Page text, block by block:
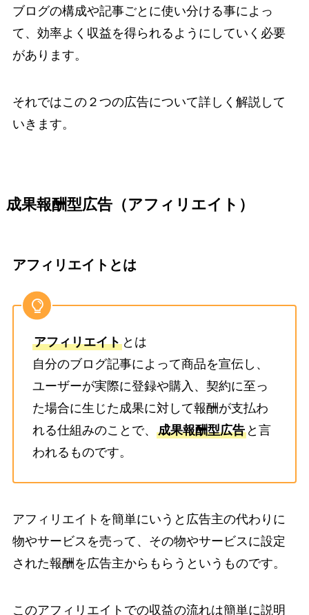
ブログの構成や記事ごとに使い分ける事によっ
て、効率よく収益を得られるようにしていく必要
があります。
それではこの２つの広告について詳しく解説して
いきます。
成果報酬型広告（アフィリエイト）
アフィリエイトとは
アフィリエイトとは
自分のブログ記事によって商品を宣伝し、
ユーザーが実際に登録や購入、契約に至っ
た場合に生じた成果に対して報酬が支払わ
れる仕組みのことで、 成果報酬型広告と言
われるものです。
アフィリエイトを簡単にいうと広告主の代わりに
物やサービスを売って、その物やサービスに設定
された報酬を広告主からもらうというものです。
このアフィリエイトでの収益の流れは簡単に説明